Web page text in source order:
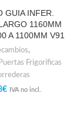
GUIA INFER.
1160MM
A 1100MM V91
,
Frigoríficas
€ IVA no incl.